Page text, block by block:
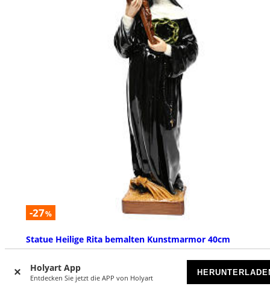
Holyart App
Entdecken Sie jetzt die APP von Holyart
-27%
Statue Heilige Rita bemalten Kunstmarmor 40cm